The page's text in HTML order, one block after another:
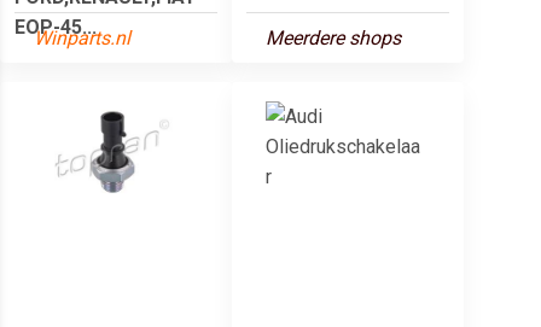
EOP-45...
Winparts.nl Meerdere shops